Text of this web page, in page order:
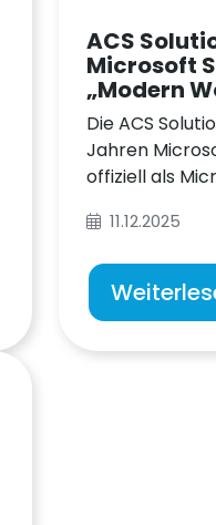
ACS
Microsoft
„Modern
Die ACS
Jahren
offiziell als
11.12.2025